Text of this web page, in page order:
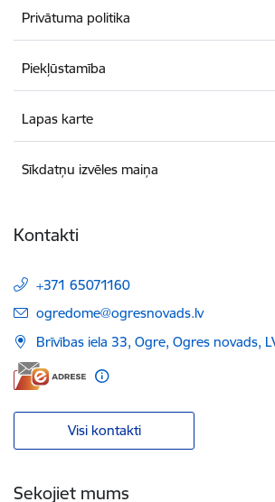
Privātuma politika
Piekļūstamība
Lapas karte
Sīkdatņu izvēles maiņa
Kontakti
+371 65071160
E-pasts:
ogredome@ogresnovads.lv
Brīvības iela 33, Ogre, Ogres novads,
Visi kontakti
Sekojiet mums